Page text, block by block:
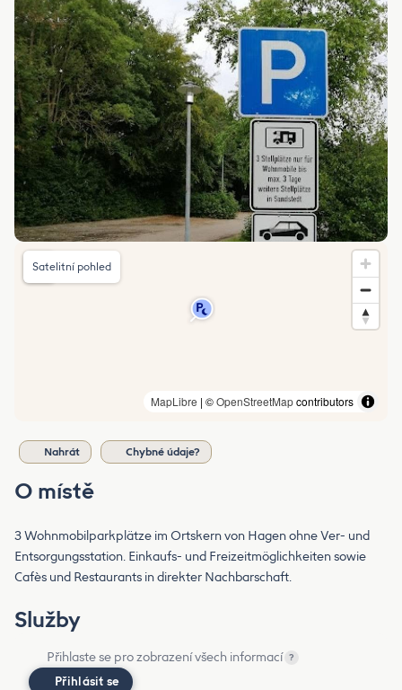
MapLibre | ©OpenStreetMapcontributors
Satelitní pohled
Nahrát Chybné údaje?
O místě
3 Wohnmobilparkplätze im Ortskern von Hagen ohne Ver- und
Entsorgungsstation. Einkaufs- und Freizeitmöglichkeiten sowie
Cafès und Restaurants in direkter Nachbarschaft.
Služby
Přihlaste se pro zobrazení všech informací ?
Přihlásit se